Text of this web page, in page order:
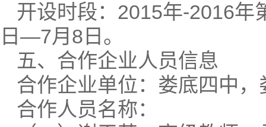
开设时段：2015年-2016年
日—7月8日。
五、合作企业人员信息
合作企业单位：娄底四中
合作人员名称：